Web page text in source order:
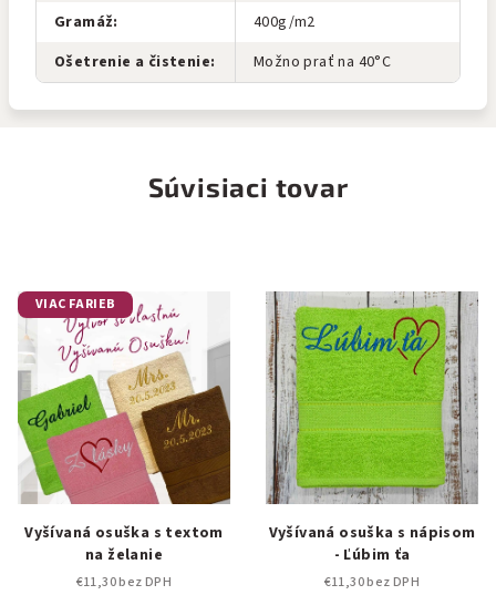
Gramáž:
400g/m2
Ošetrenie a čistenie: Možno prať na 40°C
Súvisiaci tovar
VIAC FARIEB
Vyšívaná osuška s textom
na želanie
€11,30 bez DPH
Vyšívaná osuška s nápisom
- Ľúbim ťa
€11,30 bez DPH